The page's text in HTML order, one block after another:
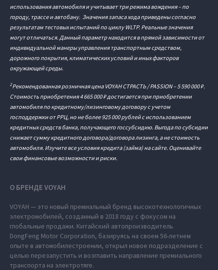
использования автомобиля и учитывает три режима вождения – по
городу, трассе и автобану. Значения запаса хода приведены согласно
результатам тестовых испытаний по циклу WLTP. Реальные значения
могут отличаться. Данный параметр находится в прямой зависимости от
индивидуальной манеры управления транспортным средством,
дорожного покрытия, климатических условий и иных факторов
окружающей среды.
2Рекомендованная розничная цена VOYAH СТРАСТЬ / PASSION – 5 590 000 ₽.
Стоимость приобретения 4 665 000 ₽ достигается при приобретении
автомобиля по кредитному/лизинговому договору с учетом
господдержки от РРЦ, но не более 925 000 рублей с использованием
кредитных средств банка, получающего госсубсидию. Выгода по субсидии
снижает сумму кредитного договора/договора лизинга, а не стоимость
автомобиля. Изучите все условия кредита (займа) на сайте. Оценивайте
свои финансовые возможности и риски.
О БРЕНДЕ VOYAH
VOYAH — это новый премиальный бренд высокотехнологичных
электромобилей, созданный в 2018 году с фокусом на
глобальные продажи. Китайский автопроизводитель
DongFeng Motor Corporation, базируясь на своем 56-летнем
опыте в автомобилестроении, открыл новое подразделение с
целью перезапустить и возглавить направление премиального
транспорта на электротяге.